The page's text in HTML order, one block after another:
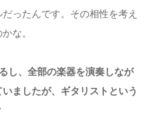
ったんです。その相性を考え
な。
し、全部の楽器を演奏しなが
ましたが、ギタリストという